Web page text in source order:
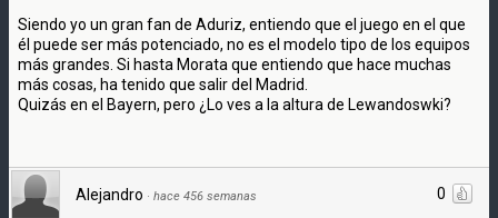
Siendo yo un gran fan de Aduriz, entiendo que el juego en el que
él puede ser más potenciado, no es el modelo tipo de los equipos
más grandes. Si hasta Morata que entiendo que hace muchas
más cosas, ha tenido que salir del Madrid.
Quizás en el Bayern, pero ¿Lo ves a la altura de Lewandoswki?
0
Alejandro · hace 456 semanas